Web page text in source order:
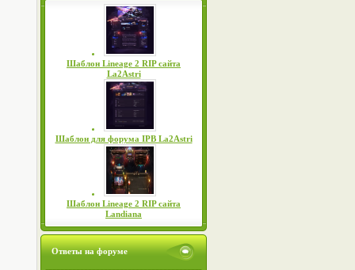
Шаблон Lineage 2 RIP сайта
La2Astri
Шаблон для форума IPB La2Astri
Шаблон Lineage 2 RIP сайта
Landiana
Ответы на форуме